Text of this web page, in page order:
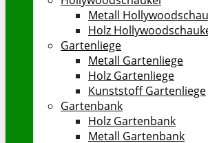
Metall
Holz
Gartenliege
Metall Gartenliege
Holz Gartenliege
Kunststoff Gartenliege
Gartenbank
Holz Gartenbank
Metall Gartenbank